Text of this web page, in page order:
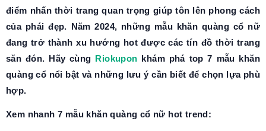
điểm nhấn thời trang quan trọng giúp tôn lên phong cách
của phái đẹp. Năm 2024, những mẫu khăn quàng cổ nữ
đang trở thành xu hướng hot được các tín đồ thời trang
săn đón. Hãy cùng Riokupon khám phá top 7 mẫu khăn
quàng cổ nổi bật và những lưu ý cần biết để chọn lựa phù
hợp.
Xem nhanh 7 mẫu khăn quàng cổ nữ hot trend: